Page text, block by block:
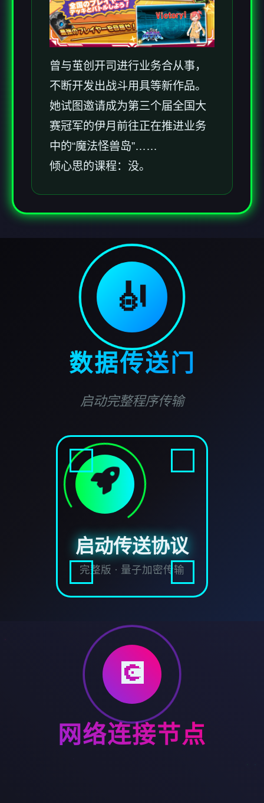
曾与茧创开司进行业务合从事，
不断开发出战斗用具等新作品。
她试图邀请成为第三个届全国大
赛冠军的伊月前往正在推进业务
中的“魔法怪兽岛”……
倾心思的课程：没。
🎻
数据传送门
启动完整程序传输
启动传送协议
完整版 · 量子加密传输
💽
网络连接节点